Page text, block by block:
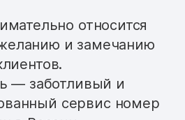
относится
и замечанию
— заботливый и
сервис номер